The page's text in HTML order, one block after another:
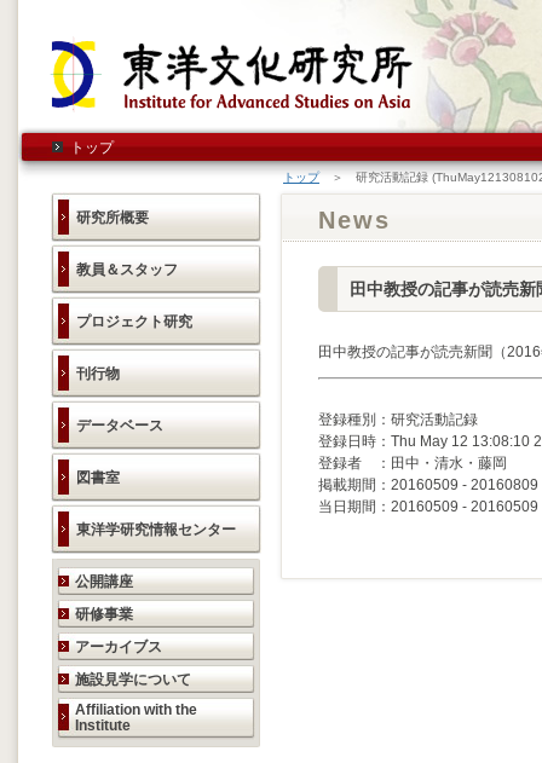
トップ
研究所概要
教員＆スタッフ
プロジェクト研究
刊行物
データベース
図書室
東洋学研究情報センター
研究活動のご案内
公開講座
研修事業
アーカイブス
施設見学について
Affiliation with the
Institute
トップ＞ 研究活動記録
News
田中教授の記事が読売
田中教授の記事が読売新聞（
登録種別：研究活動記録
登録日時：Thu May 12 13:08:10
登録者 ：田中・清水・藤岡
掲載期間：20160509 - 20160809
当日期間：20160509 - 20160509